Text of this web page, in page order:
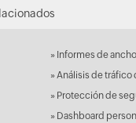
» Informes de
» Análisis de tráfico
» Protección de
» Dashboard